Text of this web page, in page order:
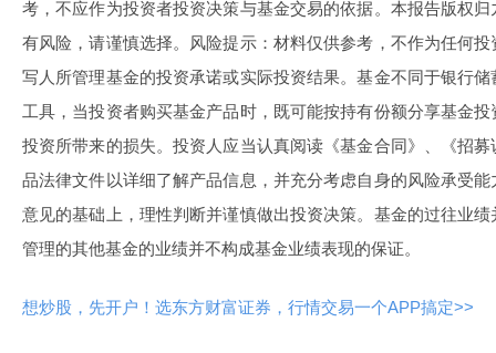
考，不应作为投资者投资决策与基金交易的依据。本报告版权
有风险，请谨慎选择。风险提示：材料仅供参考，不作为任何
写人所管理基金的投资承诺或实际投资结果。基金不同于银行
工具，当投资者购买基金产品时，既可能按持有份额分享基金
投资所带来的损失。投资人应当认真阅读《基金合同》、《招
品法律文件以详细了解产品信息，并充分考虑自身的风险承受
意见的基础上，理性判断并谨慎做出投资决策。基金的过往业
管理的其他基金的业绩并不构成基金业绩表现的保证。
想炒股，先开户！选东方财富证券，行情交易一个APP搞定>>